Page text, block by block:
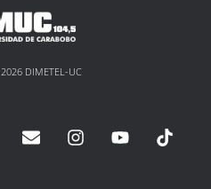
2026 DIMETEL-UC